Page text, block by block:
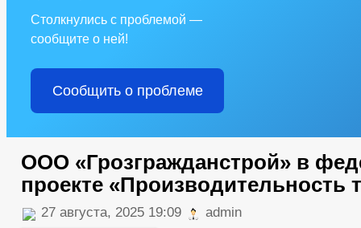
Столкнулись с проблемой —
сообщите о ней!
Сообщить о проблеме
ООО «Грозгражданстрой» в
проекте «Производительность
27 августа, 2025 19:09 admin